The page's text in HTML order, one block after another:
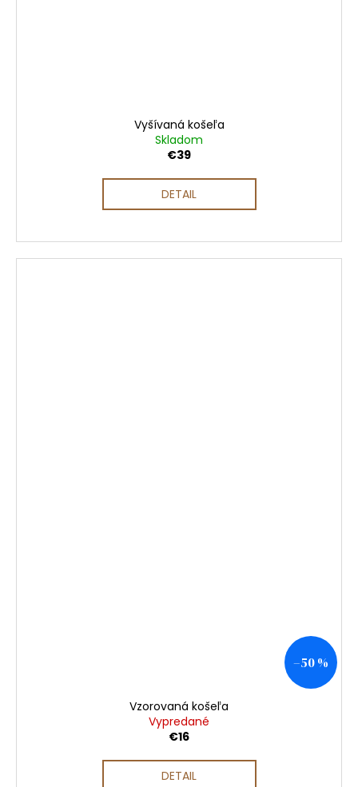
Vyšívaná košeľa
Skladom
€39
DETAIL
–50 %
Vzorovaná košeľa
Vypredané
€16
DETAIL